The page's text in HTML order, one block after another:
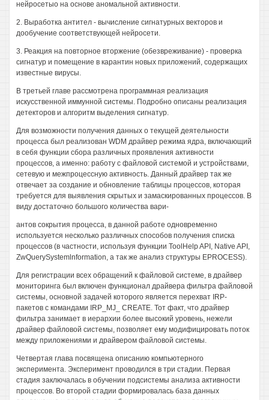
нейросетыо на основе аномальной активности.
2. Выработка антител - вычисление сигнатурных векторов и
дообучение соответствующей нейросети.
3. Реакция на повторное вторжение (обезвреживание) - проверка
сигнатур и помещение в карантин новых приложений, содержащих
известные вирусы.
В третьей главе рассмотрена программная реализация
искусственной иммунной системы. Подробно описаны реализация
детекторов и алгоритм выделения сигнатур.
Для возможности получения данных о текущей деятельности
процесса был реализован WDM драйвер режима ядра, включающий
в себя функции сбора различных проявления активности
процессов, а именно: работу с файловой системой и устройствами,
сетевую и межпроцессную активность. Данный драйвер так же
отвечает за создание и обновление таблицы процессов, которая
требуется для выявления скрытых и замаскированных процессов. В
виду достаточно большого количества вари-
антов сокрытия процесса, в данной работе одновременно
используется несколько различных способов получения списка
процессов (в частности, используя функции ToolHelp API, Native API,
ZwQuerySystemlnformation, а так же анализ структуры EPROCESS).
Для регистрации всех обращений к файловой системе, в драйвер
мониторинга был включен функционал драйвера фильтра файловой
системы, основной задачей которого является перехват IRP-
пакетов с командами IRP_MJ_ CREATE. Тот факт, что драйвер
фильтра занимает в иерархии более высокий уровень, нежели
драйвер файловой системы, позволяет ему модифицировать поток
между приложениями и драйвером файловой системы.
Четвертая глава посвящена описанию компьютерного
эксперимента. Эксперимент проводился в три стадии. Первая
стадия заключалась в обучении подсистемы анализа активности
процессов. Во второй стадии формировалась база данных